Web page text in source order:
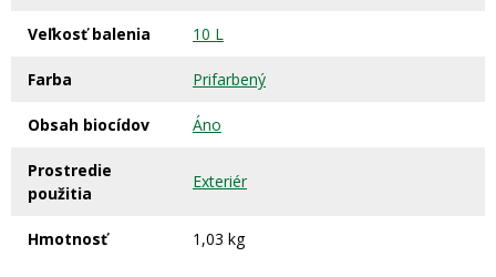
Veľkosť balenia 10 L
Farba Prifarbený
Obsah biocídov Áno
Prostredie
použitia
Exteriér
Hmotnosť 1,03 kg